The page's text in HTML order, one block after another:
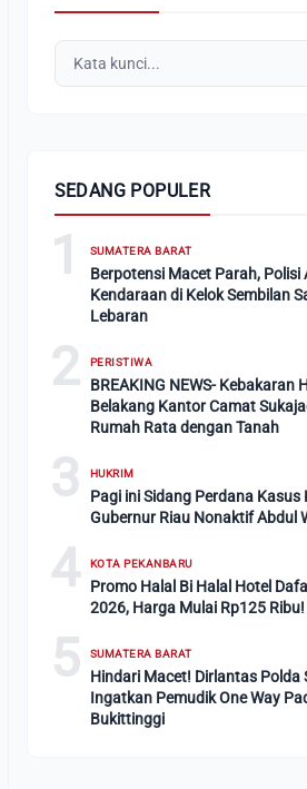
SEDANG POPULER
1 SUMATERA BARAT
Berpotensi Macet Parah, Polisi
Kendaraan di Kelok Sembilan
Lebaran
2 PERISTIWA
BREAKING NEWS- Kebakaran
Belakang Kantor Camat
Rumah Rata dengan Tanah
3 HUKRIM
Pagi ini Sidang Perdana Kasus
Gubernur Riau Nonaktif Abdul
4 KOTA PEKANBARU
Promo Halal Bi Halal Hotel
2026, Harga Mulai Rp125 Ribu!
5 SUMATERA BARAT
Hindari Macet! Dirlantas Polda
Ingatkan Pemudik One Way
Bukittinggi